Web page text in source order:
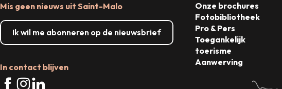
Mis geen nieuws uit Saint-Malo
Ik wil me abonneren op de nieuwsbrief
In contact blijven
Onze brochures
Fotobibliotheek
Pro & Pers
Toegankelijk
toerisme
Aanwerving